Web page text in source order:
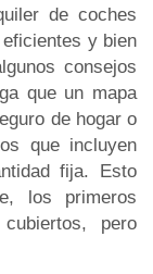
de coches
y bien
consejos
que un mapa
de hogar o
que incluyen
fija. Esto
los primeros
pero